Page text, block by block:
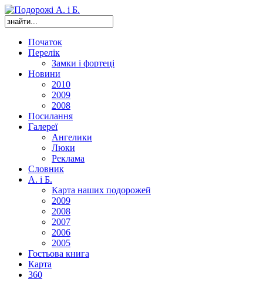
Початок
Перелік
Замки і фортеці
Новини
2010
2009
2008
Посилання
Галереї
Ангелики
Люки
Реклама
Словник
А. і Б.
Карта наших подорожей
2009
2008
2007
2006
2005
Гостьова книга
Карта
360